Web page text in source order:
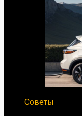
Советы